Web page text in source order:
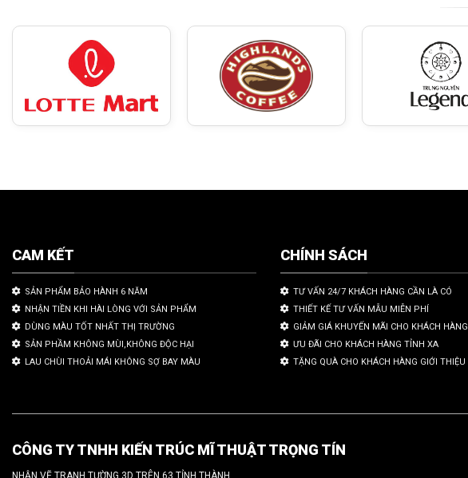
CAM KẾT
SẢN PHẨM BẢO HÀNH 6 NĂM
NHẬN TIỀN KHI HÀI LÒNG VỚI SẢN PHẨM
DÙNG MÀU TỐT NHẤT THỊ TRƯỜNG
SẢN PHẦM KHÔNG MÙI,KHÔNG ĐỘC HẠI
LAU CHÙI THOẢI MÁI KHÔNG SỢ BAY MÀU
CHÍNH SÁCH
TƯ VẤN 24/7 KHÁCH HÀNG CẦN LÀ CÓ
THIẾT KẾ TƯ VẤN MẪU MIỄN PHÍ
GIẢM GIÁ KHUYẾN MÃI CHO KHÁCH HÀNG
ƯU ĐÃI CHO KHÁCH HÀNG TỈNH XA
TẶNG QUÀ CHO KHÁCH HÀNG GIỚI THIỆU
CÔNG TY TNHH KIẾN TRÚC MĨ THUẬT TRỌNG TÍN
NHẬN VẼ TRANH TƯỜNG 3D TRÊN 63 TỈNH THÀNH